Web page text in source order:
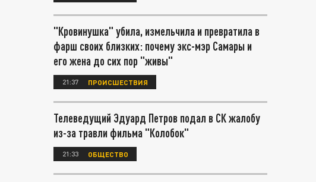
"Кровинушка" убила, измельчила и превратила в
фарш своих близких: почему экс-мэр Самары и
его жена до сих пор "живы"
21:37 ПРОИСШЕСТВИЯ
Телеведущий Эдуард Петров подал в СК жалобу
из-за травли фильма "Колобок"
21:33 ОБЩЕСТВО